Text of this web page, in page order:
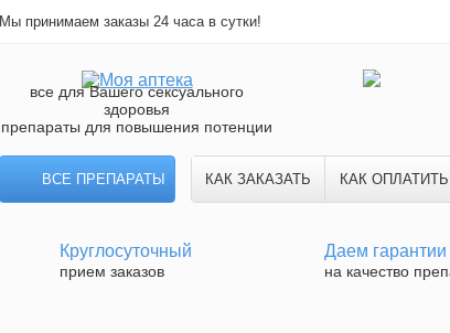
Мы принимаем заказы 24 часа в сутки!
все для Вашего сексуального
здоровья
препараты для повышения потенции
ВСЕ ПРЕПАРАТЫ КАК ЗАКАЗАТЬ КАК ОПЛАТИТЬ
Круглосуточный
прием заказов
Даем гарантии
на качество